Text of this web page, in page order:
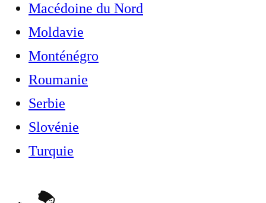
Macédoine du Nord
Moldavie
Monténégro
Roumanie
Serbie
Slovénie
Turquie